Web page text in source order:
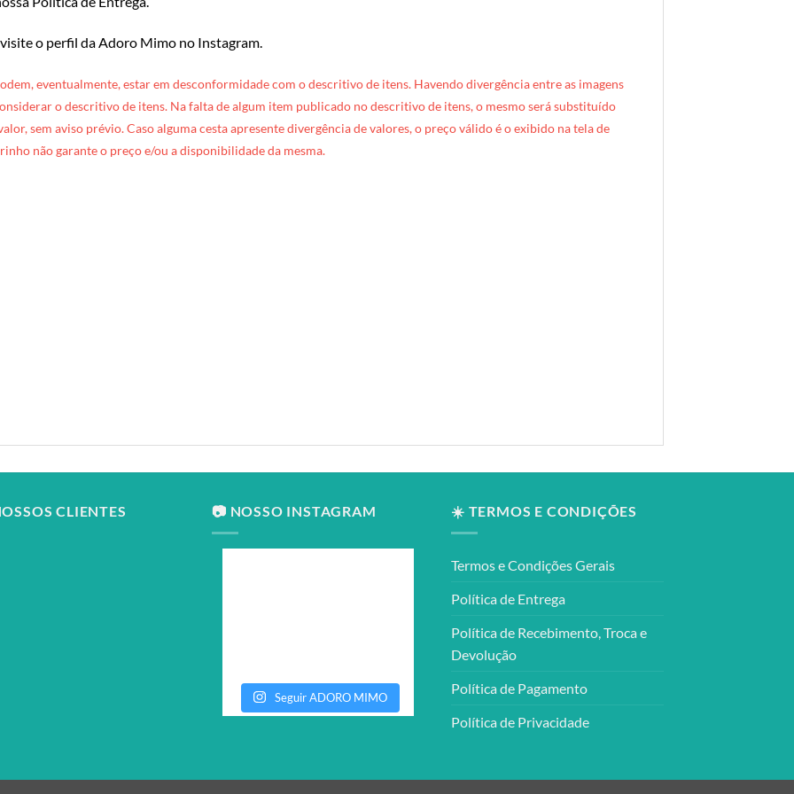
o perfil da Adoro Mimo no Instagram.
eventualmente, estar em desconformidade com o descritivo de itens. Havendo divergência entre as imagens
o descritivo de itens. Na falta de algum item publicado no descritivo de itens, o mesmo será substituído
sem aviso prévio. Caso alguma cesta apresente divergência de valores, o preço válido é o exibido na tela de
não garante o preço e/ou a disponibilidade da mesma.
CLIENTES 📷 NOSSO INSTAGRAM
Seguir ADORO MIMO
☀️ TERMOS E CONDIÇÕES
Termos e Condições Gerais
Política de Entrega
Política de Recebimento, Troca e
Devolução
Política de Pagamento
Política de Privacidade